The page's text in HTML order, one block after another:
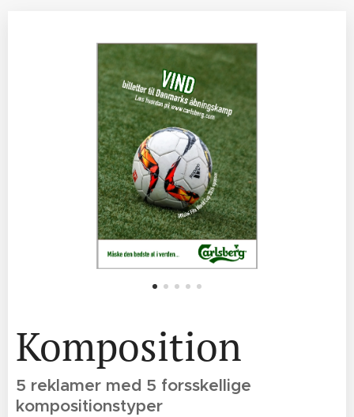
Komposition
5 reklamer med 5 forsskellige
kompositionstyper